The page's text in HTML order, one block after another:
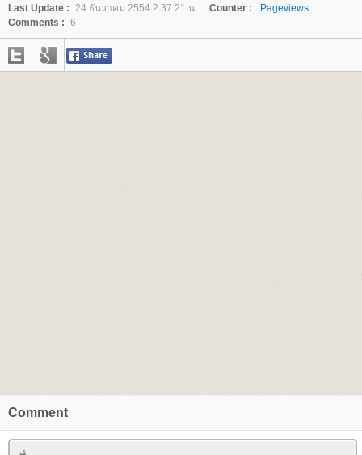
Last Update : 24 ธันวาคม 2554 2:37:21 น. Counter :
Pageviews.
Comments : 6
Comment